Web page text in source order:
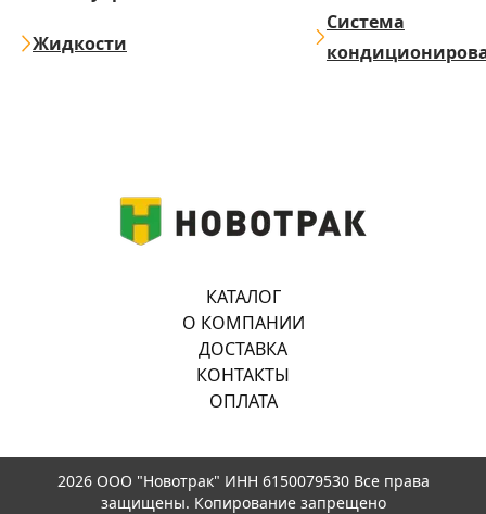
Жидкости
Система
КАТАЛОГ
О КОМПАНИИ
ДОСТАВКА
КОНТАКТЫ
ОПЛАТА
2026 ООО "Новотрак" ИНН 6150079530 Все права
защищены. Копирование запрещено